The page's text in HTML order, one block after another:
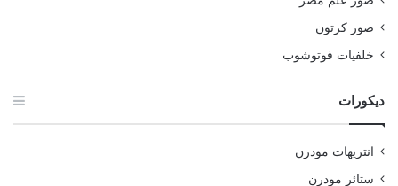
صور كرتون
خلفيات فوتوشوب
ديكورات
انتريهات مودرن
ستائر مودرن